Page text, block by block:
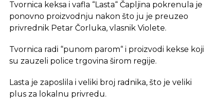
U coworking prostoru, radnici su okruženi sličnim
profesionalcima, što potiče produktivnost i radnu
atmosferu koju je teško postići u kućnom
Dodatna prednost coworkinga je umrežavanje i
prostoru omogućava razmjenu ideja, kontakata i
suradnji, čime coworking prostor postaje inkubator
Tvornica keksa i vafla “Lasta“ Čapljina pokrenula je
ponovno proizvodnju nakon što ju je preuzeo
privrednik Petar Čorluka, vlasnik Violete.
Tvornica radi “punom parom“ i proizvodi kekse koji
su zauzeli police trgovina širom regije.
Lasta je zaposlila i veliki broj radnika, što je veliki
plus za lokalnu privredu.